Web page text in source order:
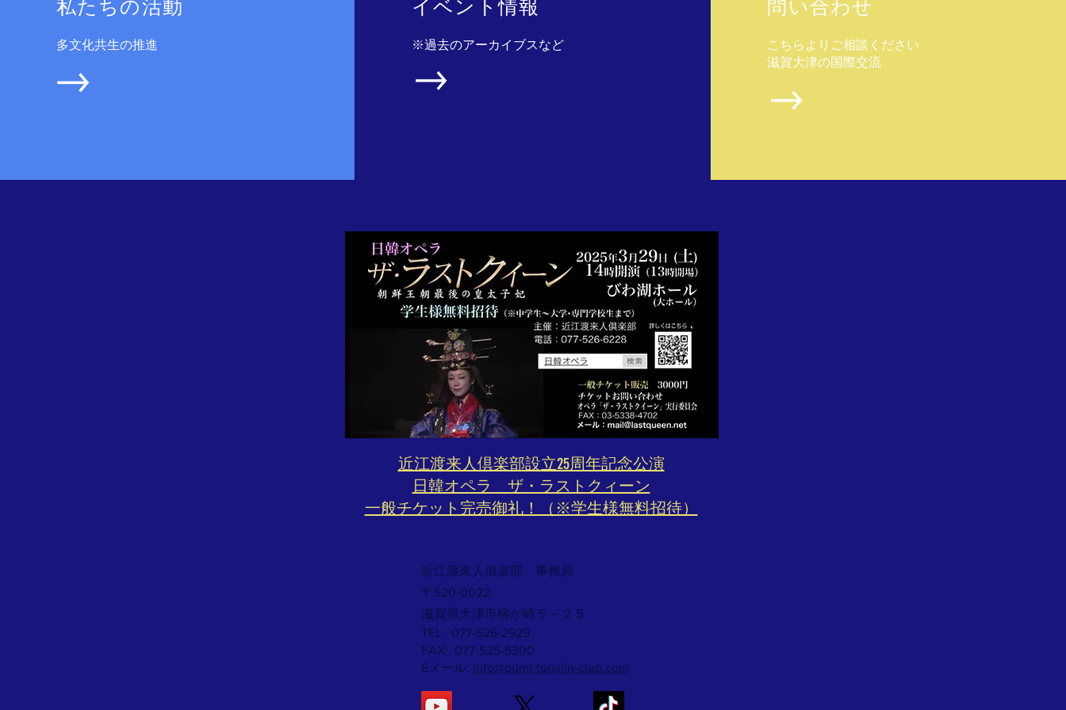
私たちの活動
多文化共生の推進
イベント情報
※過去のアーカイブスなど
問い合わせ
​こちらよりご相談ください
滋賀大津の国際交流
​近江渡来人倶楽部設立25周年記念公演
​日韓オペラ ザ・ラストクィーン
​一般チケット完売御礼！（※学生様無料招待）
近江渡来人俱楽部 事務局
〒520-0022
滋賀県大津市柳が崎５－２５
TEL : 077-526-2929
FAX: 077-525-5300
Eメール: info@oumi-toraijin-club.com